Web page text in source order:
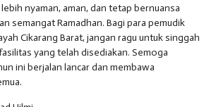
nyaman, aman, dan tetap bernuansa
semangat Ramadhan. Bagi para pemudik
Cikarang Barat, jangan ragu untuk singgah
yang telah disediakan. Semoga
ini berjalan lancar dan membawa